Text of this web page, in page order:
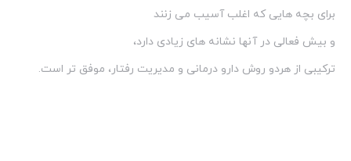
برای بچه هایی که اغلب آسیب می زنند
و بیش فعالی در آنها نشانه های زیادی دارد،
ترکیبی از هردو روش دارو درمانی و مدیریت رفتار، موفق تر است.